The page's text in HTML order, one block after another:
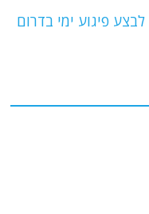
לבצע פיגוע ימי בדרום